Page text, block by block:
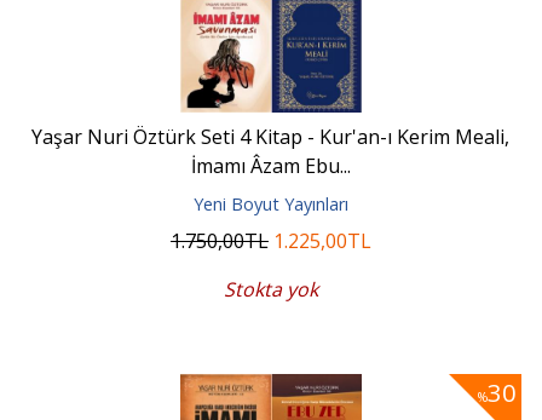
Yaşar Nuri Öztürk Seti 4 Kitap - Kur'an-ı Kerim Meali,
İmamı Âzam Ebu...
Yeni Boyut Yayınları
1.750,00TL 1.225,00TL
Stokta yok
%30